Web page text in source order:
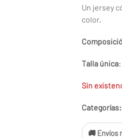
Un jersey
color.
Talla única
Sin
Categorías:
🚚 Envíos